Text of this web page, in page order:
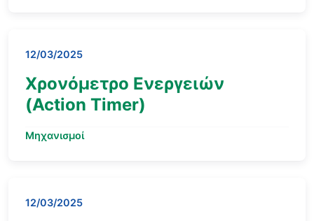
12/03/2025
Χρονόμετρο Ενεργειών
(Action Timer)
Μηχανισμοί
12/03/2025